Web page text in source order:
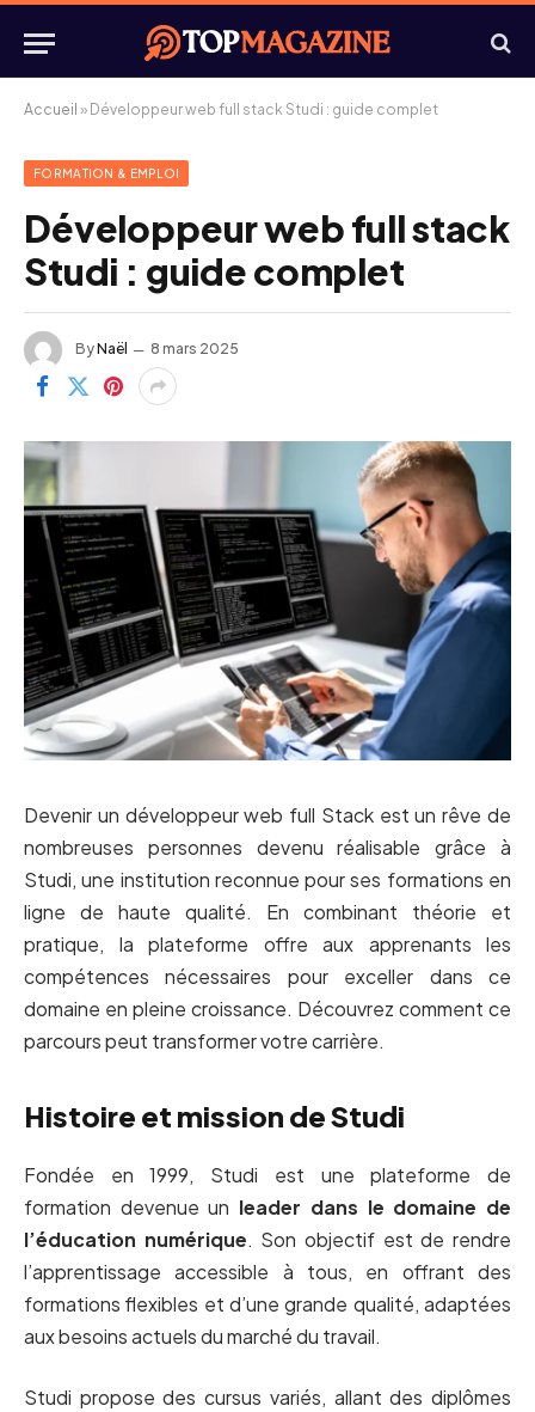
Accueil » Développeur web full stack Studi : guide complet
FORMATION & EMPLOI
Développeur web full stack
Studi : guide complet
ByNaël 8 mars 2025
Devenir un développeur web full Stack est un rêve de
nombreuses personnes devenu réalisable grâce à
Studi, une institution reconnue pour ses formations en
ligne de haute qualité. En combinant théorie et
pratique, la plateforme offre aux apprenants les
compétences nécessaires pour exceller dans ce
domaine en pleine croissance. Découvrez comment ce
parcours peut transformer votre carrière.
Histoire et mission de Studi
Fondée en 1999, Studi est une plateforme de
formation devenue un leader dans le domaine de
l’éducation numérique. Son objectif est de rendre
l’apprentissage accessible à tous, en offrant des
formations flexibles et d’une grande qualité, adaptées
aux besoins actuels du marché du travail.
Studi propose des cursus variés, allant des diplômes